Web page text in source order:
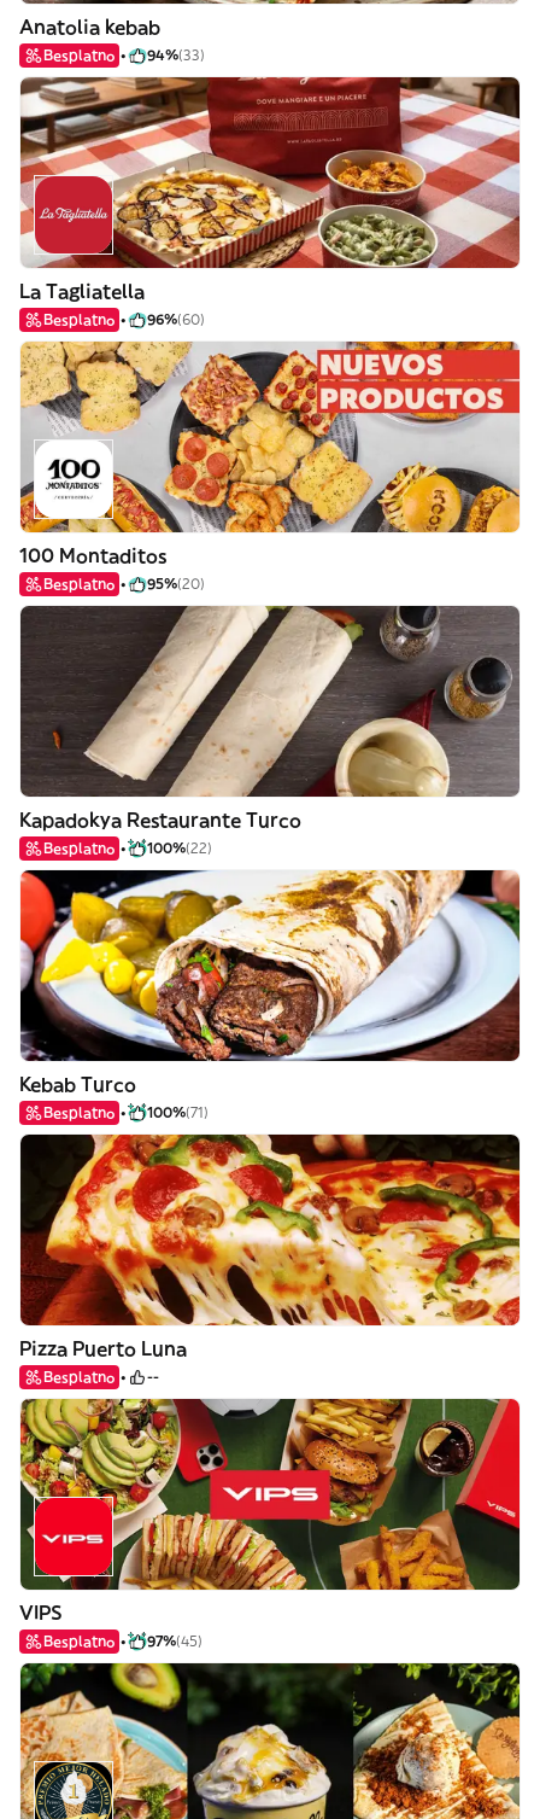
Anatolia kebab
Besplatno 94%(33)
La Tagliatella
Besplatno 96%(60)
100 Montaditos
Besplatno 95%(20)
Kapadokya Restaurante Turco
Besplatno 100%(22)
Kebab Turco
Besplatno 100%(71)
Pizza Puerto Luna
Besplatno --
VIPS
Besplatno 97%(45)